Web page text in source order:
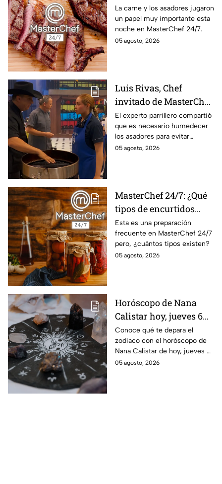
al estilo MasterChef
24/7?
La carne y los asadores jugaron
un papel muy importante esta
noche en MasterChef 24/7.
05 agosto, 2026
Luis Rivas, Chef
invitado de MasterChef
24/7 destaca la
importancia del agua
para la preparación de
cualquier asado
El experto parrillero compartió
que es necesario humedecer
los asadores para evitar
accidentes
05 agosto, 2026
MasterChef 24/7: ¿Qué
tipos de encurtidos
hay?
Esta es una preparación
frecuente en MasterChef 24/7
pero, ¿cuántos tipos existen?
05 agosto, 2026
Horóscopo de Nana
Calistar hoy, jueves 6
de agosto: a estos
signos se les abren las
puertas del dinero
Conoce qué te depara el
zodiaco con el horóscopo de
Nana Calistar de hoy, jueves 6
de agosto. ¿Será dinero o
05 agosto, 2026